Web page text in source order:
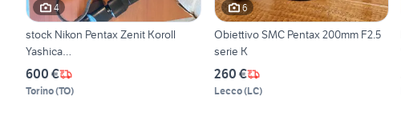
4
stock Nikon Pentax Zenit Koroll
Yashica…
600 €
Torino(TO)
6
Obiettivo SMC Pentax 200mm F2.5
serie K
260 €
Lecco(LC)